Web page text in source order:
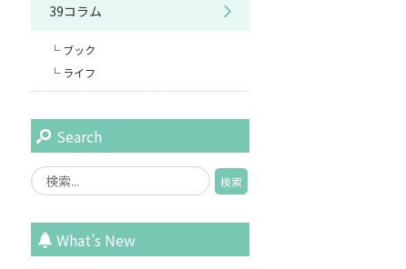
39コラム
ブック
ライフ
Search
What’s New